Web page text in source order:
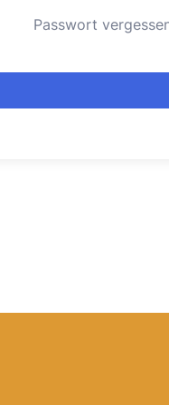
Passwort